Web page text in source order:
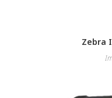
Zebra